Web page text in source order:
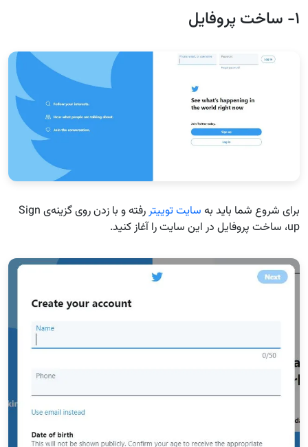
۱- ساخت پروفایل
برای شروع شما باید به سایت توییتر
رفته و با زدن روی گزینه‌ی Sign
up، ساخت پروفایل در این سایت را آغاز کنید.